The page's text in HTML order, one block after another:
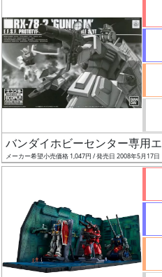
ー
あ
り
価
格
定
予
期
バンダイホビーセンター専用
メーカー希望小売価格 1,047円 / 発売日 2008年5月17日